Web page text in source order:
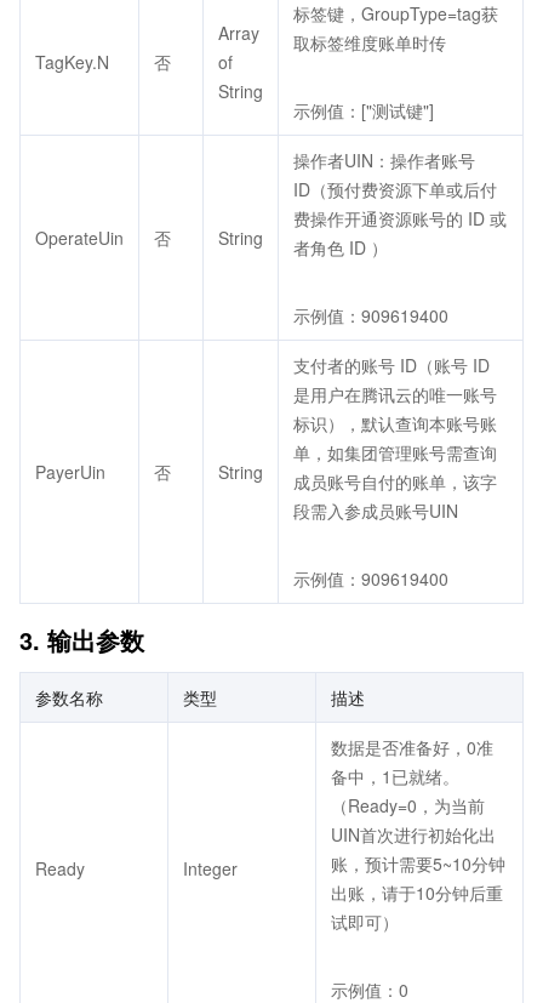
TagKey.N 否
Array
of
String
标签键，GroupType=tag获
取标签维度账单时传
示例值：["测试键"]
OperateUin 否 String
操作者UIN：操作者账号
ID（预付费资源下单或后付
费操作开通资源账号的 ID 或
者角色 ID ）
示例值：909619400
PayerUin 否 String
支付者的账号 ID（账号 ID
是用户在腾讯云的唯一账号
标识），默认查询本账号账
单，如集团管理账号需查询
成员账号自付的账单，该字
段需入参成员账号UIN
示例值：909619400
3. 输出参数
参数名称 类型 描述
Ready Integer
数据是否准备好，0准
备中，1已就绪。
（Ready=0，为当前
UIN首次进行初始化出
账，预计需要5~10分钟
出账，请于10分钟后重
试即可）
示例值：0